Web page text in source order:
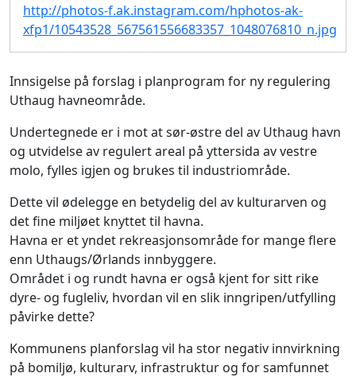
http://photos-f.ak.instagram.com/hphotos-ak-
xfp1/10543528_567561556683357_1048076810_n.jpg
Innsigelse på forslag i planprogram for ny regulering
Uthaug havneområde.
Undertegnede er i mot at sør-østre del av Uthaug havn
og utvidelse av regulert areal på yttersida av vestre
molo, fylles igjen og brukes til industriområde.
Dette vil ødelegge en betydelig del av kulturarven og
det fine miljøet knyttet til havna.
Havna er et yndet rekreasjonsområde for mange flere
enn Uthaugs/Ørlands innbyggere.
Området i og rundt havna er også kjent for sitt rike
dyre- og fugleliv, hvordan vil en slik inngripen/utfylling
påvirke dette?
Kommunens planforslag vil ha stor negativ innvirkning
på bomiljø, kulturarv, infrastruktur og for samfunnet